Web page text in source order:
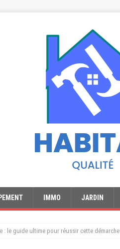
IMMO JARDIN
: le guide ultime pour réussir cette démarche